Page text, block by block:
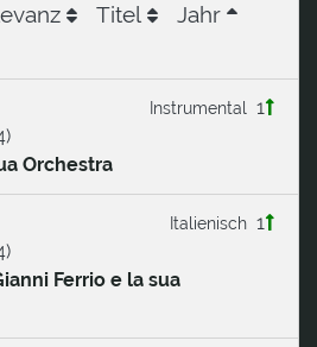
Titel
Jahr
1
Instrumental
)
Orchestra
1
Italienisch
)
Ferrio e la sua